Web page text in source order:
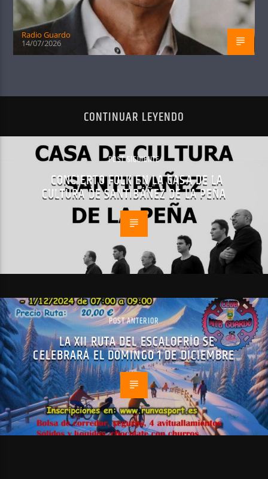
Radio Guardo
14/07/2026
CONTINUAR LEYENDO
POST SIGUIENTE
CONCIERTO FOLK EN LA CASA DE LA
CULTURA DE SANTIBÁÑEZ DE LA PEÑA
POST ANTERIOR
LA XII RUTA DEL ESCALOFRÍO SE
CELEBRARÁ EL DOMINGO 1 DE DICIEMBRE